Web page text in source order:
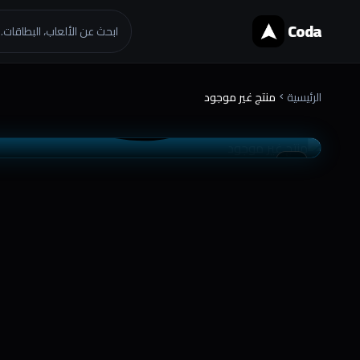
Coda ابحث عن الألعاب،
الرئيسية chevron_right منتج غير موجود